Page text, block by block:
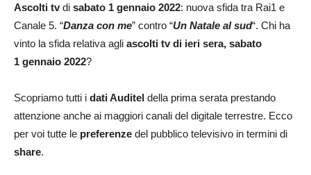
Ascolti tvdi sabato 1 gennaio 2022: nuova sfida tra Rai1 e
Canale 5. “Danza con me” contro “Un Natale al sud“. Chi ha
vinto la sfida relativa agli ascolti tv di ieri sera, sabato
1 gennaio 2022?
Scopriamo tutti i dati Auditel della prima serata prestando
attenzione anche ai maggiori canali del digitale terrestre. Ecco
per voi tutte le preferenze del pubblico televisivo in termini di
share.